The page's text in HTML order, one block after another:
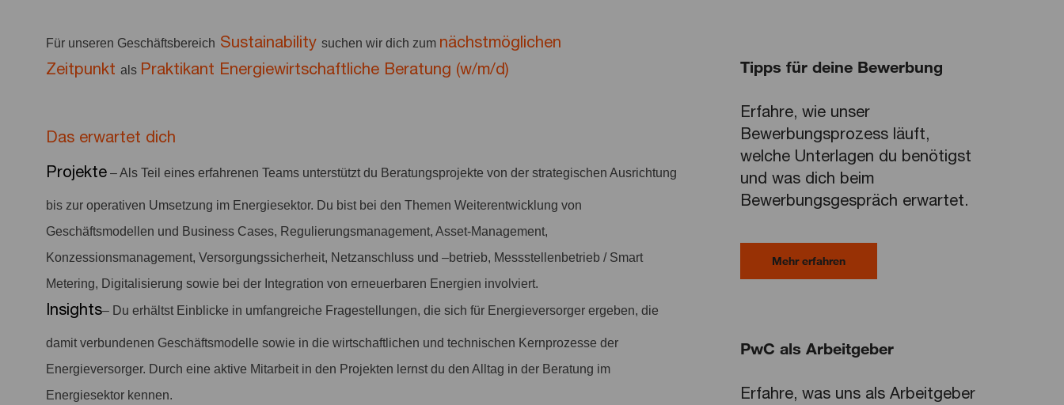
Für unseren Geschäftsbereich Sustainability suchen wir dich zum nächstmöglichen
Zeitpunkt als Praktikant Energiewirtschaftliche Beratung (w/m/d)
Das erwartet dich
Projekte – Als Teil eines erfahrenen Teams unterstützt du Beratungsprojekte von der strategischen Ausrichtung
bis zur operativen Umsetzung im Energiesektor. Du bist bei den Themen Weiterentwicklung von
Geschäftsmodellen und Business Cases, Regulierungsmanagement, Asset-Management,
Konzessionsmanagement, Versorgungssicherheit, Netzanschluss und –betrieb, Messstellenbetrieb / Smart
Metering, Digitalisierung sowie bei der Integration von erneuerbaren Energien involviert.
Insights– Du erhältst Einblicke in umfangreiche Fragestellungen, die sich für Energieversorger ergeben, die
damit verbundenen Geschäftsmodelle sowie in die wirtschaftlichen und technischen Kernprozesse der
Energieversorger. Durch eine aktive Mitarbeit in den Projekten lernst du den Alltag in der Beratung im
Energiesektor kennen.
Tipps für deine Bewerbung
Erfahre, wie unser
Bewerbungsprozess läuft,
welche Unterlagen du benötigst
und was dich beim
Bewerbungsgespräch erwartet.
Mehr erfahren
PwC als Arbeitgeber
Erfahre, was uns als Arbeitgeber